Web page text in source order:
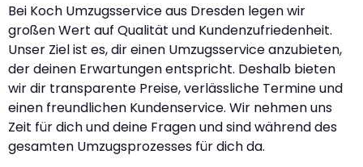
Bei Koch Umzugsservice aus Dresden legen wir
großen Wert auf Qualität und Kundenzufriedenheit.
Unser Ziel ist es, dir einen Umzugsservice anzubieten,
der deinen Erwartungen entspricht. Deshalb bieten
wir dir transparente Preise, verlässliche Termine und
einen freundlichen Kundenservice. Wir nehmen uns
Zeit für dich und deine Fragen und sind während des
gesamten Umzugsprozesses für dich da.